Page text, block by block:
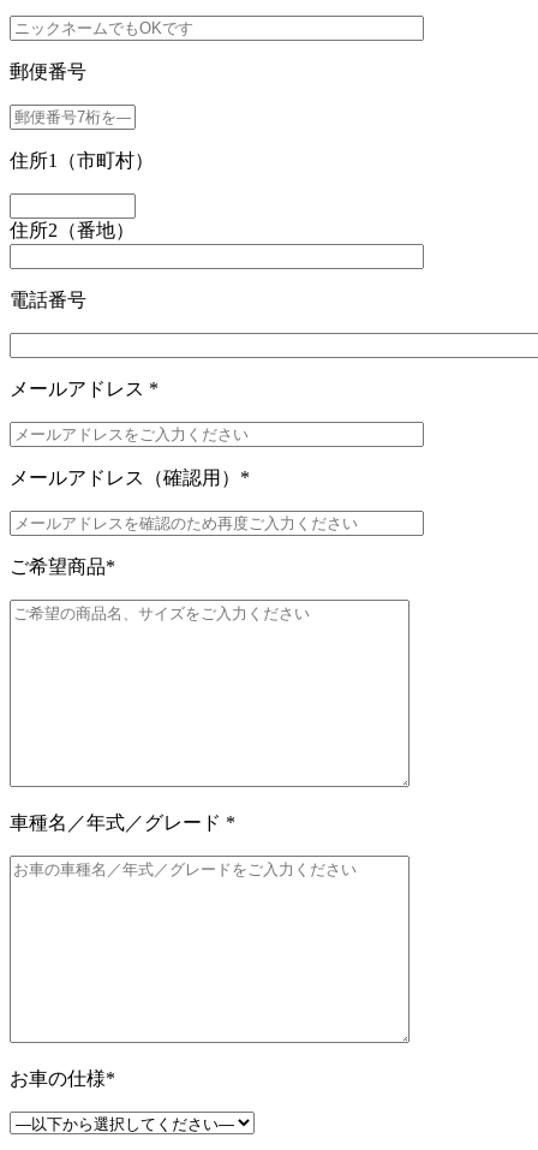
郵便番号
住所1（市町村）
住所2（番地）
電話番号
メールアドレス *
メールアドレス（確認用） *
ご希望商品*
車種名／年式／グレード *
お車の仕様*